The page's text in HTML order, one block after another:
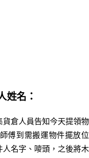
姓名：
倉人員告知今天提領物
傅到需搬運物件擺放位
人名字、 嘜頭，之後將木